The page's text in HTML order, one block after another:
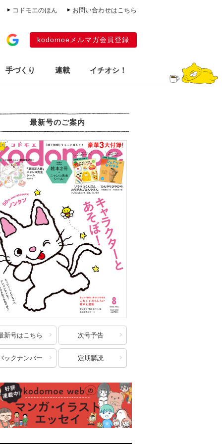
コドモエのほん お問い合わせはこちら
kodomoeメルマガ会員登録
手づくり 連載 イチオシ！
最新号のご案内
新号はこちら 次号予告
ックナンバー 定期購読